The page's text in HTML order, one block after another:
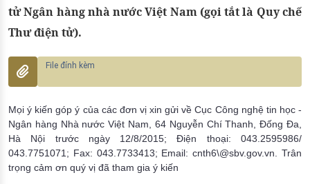
tử Ngân hàng nhà nước Việt Nam (gọi tắt là Quy chế
Thư điện tử).
Mọi ý kiến góp ý của các đơn vị xin gửi về Cục Công nghệ tin học -
Ngân hàng Nhà nước Việt Nam, 64 Nguyễn Chí Thanh, Đống Đa,
Hà Nội trước ngày 12/8/2015; Điện thoại: 043.2595986/
043.7751071; Fax: 043.7733413; Email: cnth6\@sbv.gov.vn. Trân
trọng cảm ơn quý vị đã tham gia ý kiến